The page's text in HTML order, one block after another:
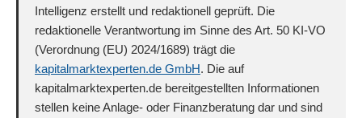
Intelligenz erstellt und redaktionell geprüft. Die
redaktionelle Verantwortung im Sinne des Art. 50 KI-VO
(Verordnung (EU) 2024/1689) trägt die
kapitalmarktexperten.de GmbH. Die auf
kapitalmarktexperten.de bereitgestellten Informationen
stellen keine Anlage- oder Finanzberatung dar und sind